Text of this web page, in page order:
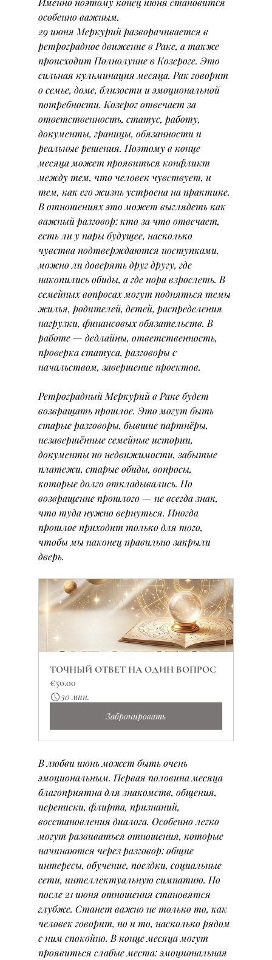
особенно важным.
29 июня Меркурий разворачивается в
ретроградное движение в Раке, а также
происходит Полнолуние в Козероге. Это
сильная кульминация месяца. Рак говорит
о семье, доме, близости и эмоциональной
потребности. Козерог отвечает за
ответственность, статус, работу,
документы, границы, обязанности и
реальные решения. Поэтому в конце
месяца может проявиться конфликт
между тем, что человек чувствует, и
тем, как его жизнь устроена на практике.
В отношениях это может выглядеть как
важный разговор: кто за что отвечает,
есть ли у пары будущее, насколько
чувства подтверждаются поступками,
можно ли доверять друг другу, где
накопились обиды, а где пора взрослеть. В
семейных вопросах могут подняться темы
жилья, родителей, детей, распределения
нагрузки, финансовых обязательств. В
работе — дедлайны, ответственность,
проверка статуса, разговоры с
начальством, завершение проектов.
Ретроградный Меркурий в Раке будет
возвращать прошлое. Это могут быть
старые разговоры, бывшие партнёры,
незавершённые семейные истории,
документы по недвижимости, забытые
платежи, старые обиды, вопросы,
которые долго откладывались. Но
возвращение прошлого — не всегда знак,
что туда нужно вернуться. Иногда
прошлое приходит только для того,
чтобы мы наконец правильно закрыли
дверь.
ТОЧНЫЙ ОТВЕТ НА ОДИН ВОПРОС
€50.00
30 мин.
Забронировать
В любви июнь может быть очень
эмоциональным. Первая половина месяца
благоприятна для знакомств, общения,
переписки, флирта, признаний,
восстановления диалога. Особенно легко
могут развиваться отношения, которые
начинаются через разговор: общие
интересы, обучение, поездки, социальные
сети, интеллектуальную симпатию. Но
после 21 июня отношения становятся
глубже. Станет важно не только то, как
человек говорит, но и то, насколько рядом
с ним спокойно. В конце месяца могут
проявиться слабые места: эмоциональная